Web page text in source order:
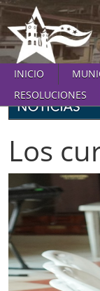
INICIO
RESOLUCIONES
Los